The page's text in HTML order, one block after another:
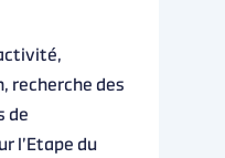
recherche des
de
l’Etape du